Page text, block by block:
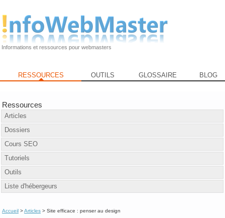
Informations et ressources pour webmasters
RESSOURCES OUTILS GLOSSAIRE BLOG
Ressources
Articles
Dossiers
Cours SEO
Tutoriels
Outils
Liste d'hébergeurs
Accueil >Articles > Site efficace : penser au design